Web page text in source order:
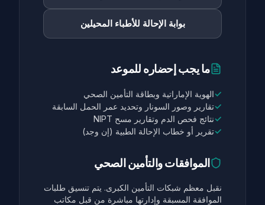
بوابة الإحالة للأطباء المحيلين
ما يجب إحضاره للموعد
✓الهوية الإماراتية وبطاقة التأمين الصحي
✓تقارير وصور السونار وتحديد عمر الحمل السابقة
✓نتائج فحص الدم وتقارير مسح NIPT
✓تقرير أو خطاب الإحالة الطبية (إن وجد)
الموافقات والتأمين الصحي
نقبل معظم شبكات التأمين الكبرى. يتم تنسيق طلبات
الموافقة المسبقة وإدارتها مباشرة من قبل مكاتب